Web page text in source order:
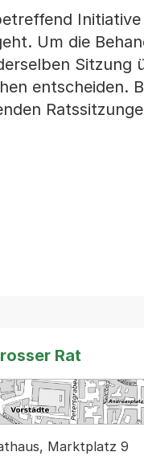
Um die
Sitzung
entscheiden.
Rat
Marktplatz 9